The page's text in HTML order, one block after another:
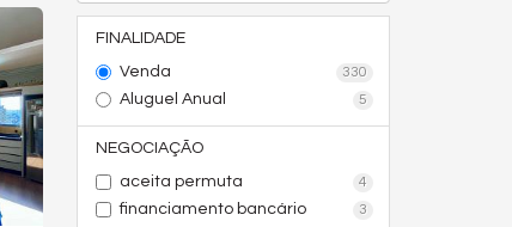
FINALIDADE
Venda
330
Aluguel Anual 5
NEGOCIAÇÃO
aceita permuta
4
financiamento bancário 3